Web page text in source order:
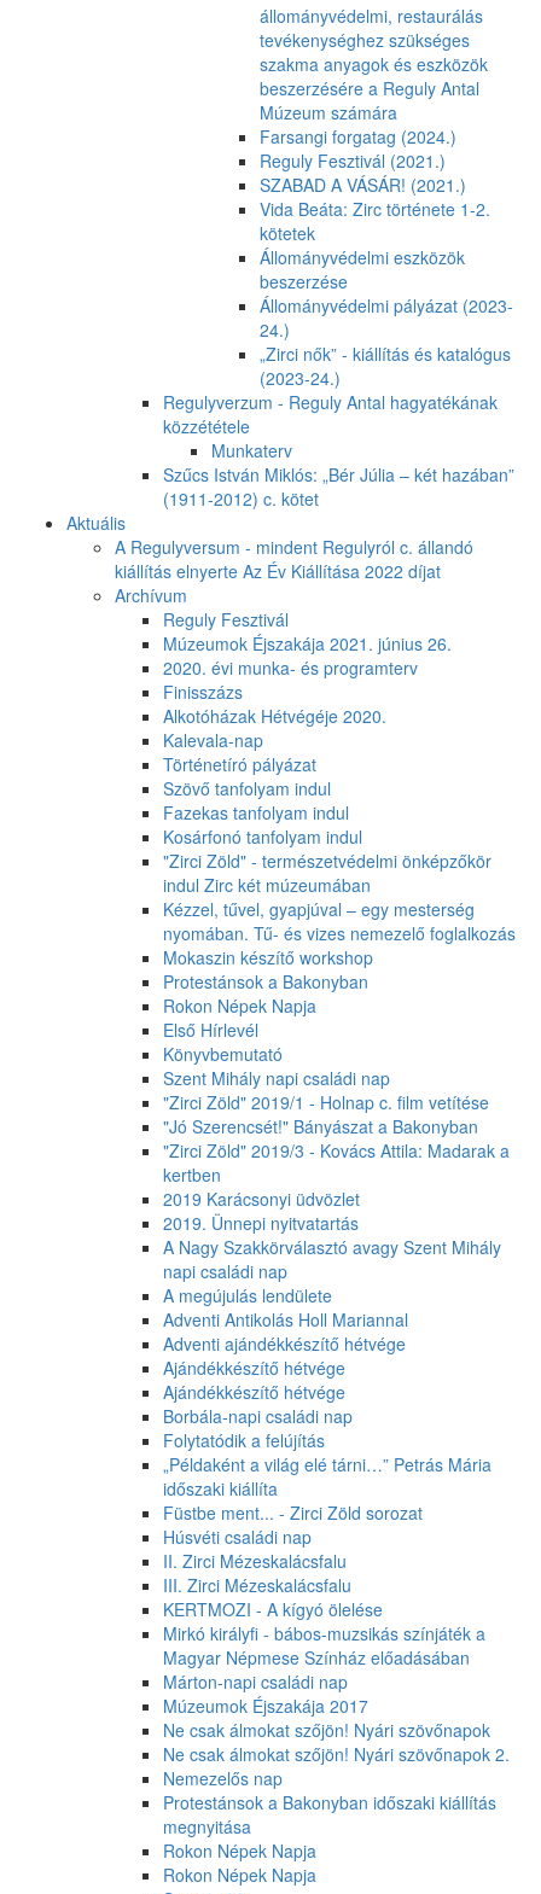
állományvédelmi, restaurálás
tevékenységhez szükséges
szakma anyagok és eszközök
beszerzésére a Reguly Antal
Múzeum számára
Farsangi forgatag (2024.)
Reguly Fesztivál (2021.)
SZABAD A VÁSÁR! (2021.)
Vida Beáta: Zirc története 1-2.
kötetek
Állományvédelmi eszközök
beszerzése
Állományvédelmi pályázat (2023-
24.)
„Zirci nők” - kiállítás és katalógus
(2023-24.)
Regulyverzum - Reguly Antal hagyatékának
közzététele
Munkaterv
Szűcs István Miklós: „Bér Júlia – két hazában”
(1911-2012) c. kötet
Aktuális
A Regulyversum - mindent Regulyról c. állandó
kiállítás elnyerte Az Év Kiállítása 2022 díjat
Archívum
Reguly Fesztivál
Múzeumok Éjszakája 2021. június 26.
2020. évi munka- és programterv
Finisszázs
Alkotóházak Hétvégéje 2020.
Kalevala-nap
Történetíró pályázat
Szövő tanfolyam indul
Fazekas tanfolyam indul
Kosárfonó tanfolyam indul
"Zirci Zöld" - természetvédelmi önképzőkör
indul Zirc két múzeumában
Kézzel, tűvel, gyapjúval – egy mesterség
nyomában. Tű- és vizes nemezelő foglalkozás
Mokaszin készítő workshop
Protestánsok a Bakonyban
Rokon Népek Napja
Első Hírlevél
Könyvbemutató
Szent Mihály napi családi nap
"Zirci Zöld" 2019/1 - Holnap c. film vetítése
"Jó Szerencsét!" Bányászat a Bakonyban
"Zirci Zöld" 2019/3 - Kovács Attila: Madarak a
kertben
2019 Karácsonyi üdvözlet
2019. Ünnepi nyitvatartás
A Nagy Szakkörválasztó avagy Szent Mihály
napi családi nap
A megújulás lendülete
Adventi Antikolás Holl Mariannal
Adventi ajándékkészítő hétvége
Ajándékkészítő hétvége
Ajándékkészítő hétvége
Borbála-napi családi nap
Folytatódik a felújítás
„Példaként a világ elé tárni…” Petrás Mária
időszaki kiállíta
Füstbe ment... - Zirci Zöld sorozat
Húsvéti családi nap
II. Zirci Mézeskalácsfalu
III. Zirci Mézeskalácsfalu
KERTMOZI - A kígyó ölelése
Mirkó királyfi - bábos-muzsikás színjáték a
Magyar Népmese Színház előadásában
Márton-napi családi nap
Múzeumok Éjszakája 2017
Ne csak álmokat szőjön! Nyári szövőnapok
Ne csak álmokat szőjön! Nyári szövőnapok 2.
Nemezelős nap
Protestánsok a Bakonyban időszaki kiállítás
megnyitása
Rokon Népek Napja
Rokon Népek Napja